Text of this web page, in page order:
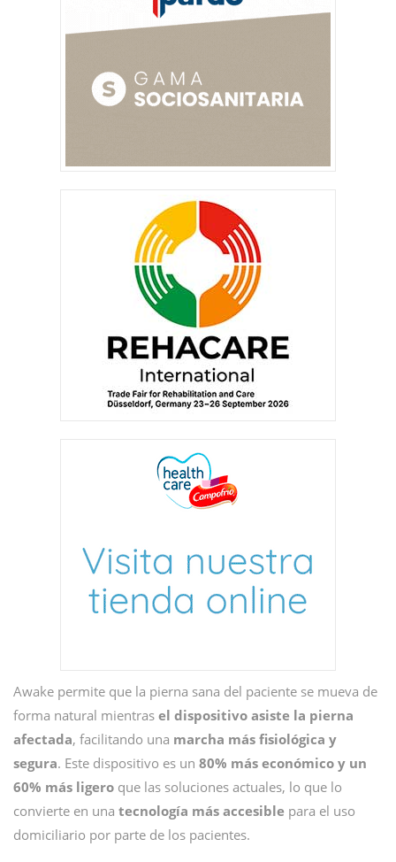
Awake permite que la pierna sana del paciente se mueva de
forma natural mientras el dispositivo asiste la pierna
afectada, facilitando una marcha más fisiológica y
segura. Este dispositivo es un 80% más económico y un
60% más ligero que las soluciones actuales, lo que lo
convierte en una tecnología más accesible para el uso
domiciliario por parte de los pacientes.